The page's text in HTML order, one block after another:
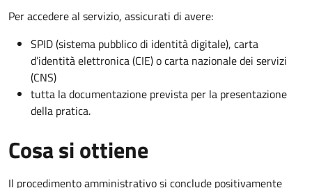
Per accedere al servizio, assicurati di avere:
SPID (sistema pubblico di identità digitale), carta
d’identità elettronica (CIE) o carta nazionale dei servizi
(CNS)
tutta la documentazione prevista per la presentazione
della pratica.
Cosa si ottiene
Il procedimento amministrativo si conclude positivamente